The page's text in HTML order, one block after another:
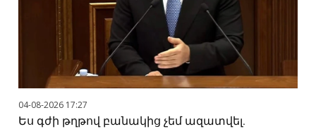
04-08-2026 17:27
Ես գժի թղթով բանակից չեմ ազատվել.